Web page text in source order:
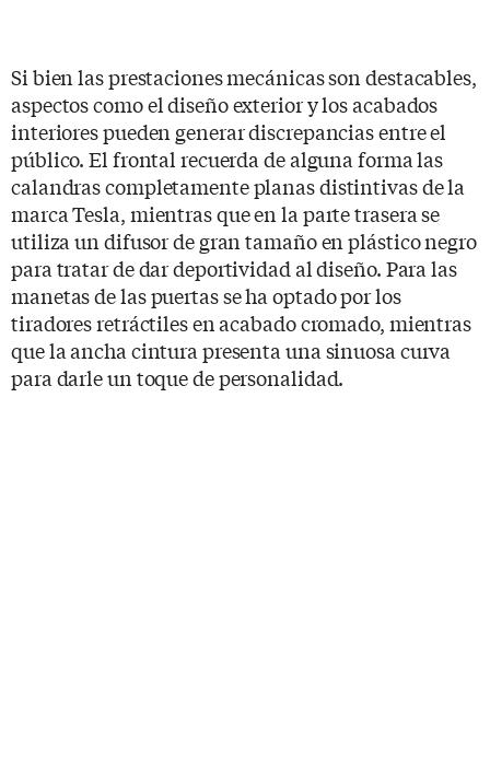
Si bien las prestaciones mecánicas son destacables,
aspectos como el diseño exterior y los acabados
interiores pueden generar discrepancias entre el
público. El frontal recuerda de alguna forma las
calandras completamente planas distintivas de la
marca Tesla, mientras que en la parte trasera se
utiliza un difusor de gran tamaño en plástico negro
para tratar de dar deportividad al diseño. Para las
manetas de las puertas se ha optado por los
tiradores retráctiles en acabado cromado, mientras
que la ancha cintura presenta una sinuosa curva
para darle un toque de personalidad.